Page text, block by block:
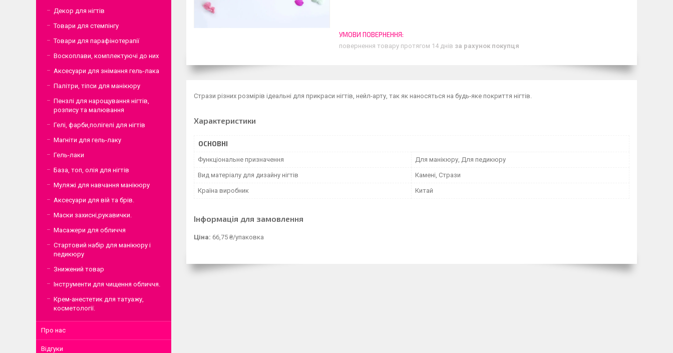
повернення товару протягом 14 днів за рахунок покупця
Стрази різних розмірів ідеальні для прикраси нігтів, нейл-арту, так як наносяться на будь-яке покриття нігтів.
Характеристики
ОСНОВНІ
Функціональне призначення Для манікюру, Для педикюру
Вид матеріалу для дизайну нігтів Камені, Стрази
Країна виробник Китай
Інформація для замовлення
Ціна: 66,75 ₴/упаковка
Декор для нігтів
Товари для стемпінгу
Товари для парафінотерапії
Воскоплави, комплектуючі до них
Аксесуари для знімання гель-лака
Палітри, тіпси для манікюру
Пензлі для нарощування нігтів,
розпису та малювання
Гелі, фарби,полігелі для нігтів
Магніти для гель-лаку
Гель-лаки
База, топ, олія для нігтів
Муляжі для навчання манікюру
Аксесуари для вій та брів.
Маски захисні,рукавички.
Масажери для обличчя
Стартовий набір для манікюру і
педикюру
Знижений товар
Інструменти для чищення обличчя.
Крем-анестетик для татуажу,
косметології.
Про нас
Відгуки